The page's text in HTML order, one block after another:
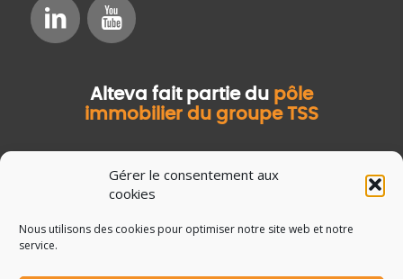
Gérer le consentement aux
cookies
Nous utilisons des cookies pour optimiser notre site web et notre
service.
Alteva fait partie du pôle
immobilier du groupe TSS